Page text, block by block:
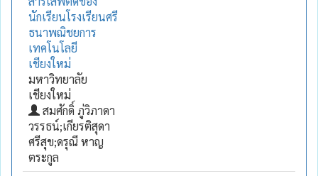
นักเรียนโรงเรียนศรี
ธนาพณิชยการ
เทคโนโลยี
เชียงใหม่
มหาวิทยาลัย
เชียงใหม่
สมศักดิ์ ภู่วิภาดา
วรรธน์;เกียรติสุดา
ศรีสุข;ดรุณี หาญ
ตระกูล